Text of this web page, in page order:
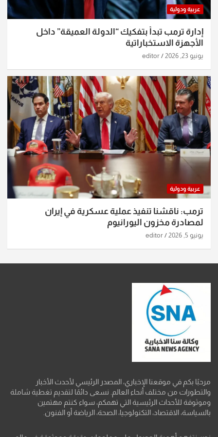
عربية ودولية
إدارة ترمب تبدأ بتفكيك “الدولة العميقة” داخل
الأجهزة الاستخباراتية
يونيو 23, 2026 editor
عربية ودولية
ترمب: ناقشنا تنفيذ عملية عسكرية في إيران
لمصادرة مخزون اليورانيوم
يونيو 5, 2026 editor
مرحبًا بكم في موقعنا الإخباري، المصدر الرئيسي لأحدث الأخبار
والتطورات من مختلف أنحاء العالم. نسعى دائمًا لتقديم تغطية شاملة
وموثوقة للأحداث الرئيسية التي تهمكم، سواء كنتم مهتمين
بالسياسة، الاقتصاد، التكنولوجيا، الصحة، الرياضة أو الفنون.